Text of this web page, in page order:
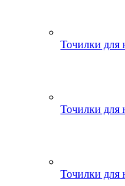
Точилки для
Точилки для
Точилки для